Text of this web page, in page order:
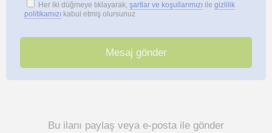
Her iki düğmeye tıklayarak, şartlar ve koşullarımızı ile gizlilik
politikamızı kabul etmiş olursunuz
Bu ilanı paylaş veya e-posta ile gönder